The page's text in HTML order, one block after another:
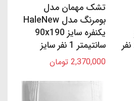
160*200 سانتیمتر 2 نفر
تشک مهمان مدل
بومرنگ مدل HaleNew
یکنفره سایز 90x190
سانتیمتر 1 نفر سایز
2,370,000 تومان